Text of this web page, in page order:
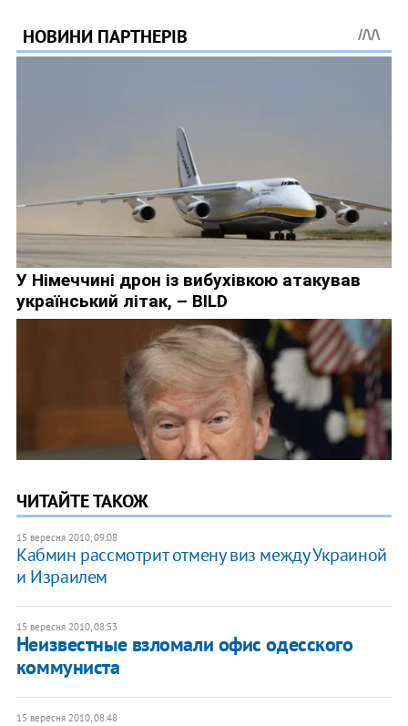
ЧИТАЙТЕ ТАКОЖ
15 вересня 2010, 09:08
Кабмин рассмотрит отмену виз между Украиной
и Израилем
15 вересня 2010, 08:53
Неизвестные взломали офис одесского
коммуниста
15 вересня 2010, 08:48